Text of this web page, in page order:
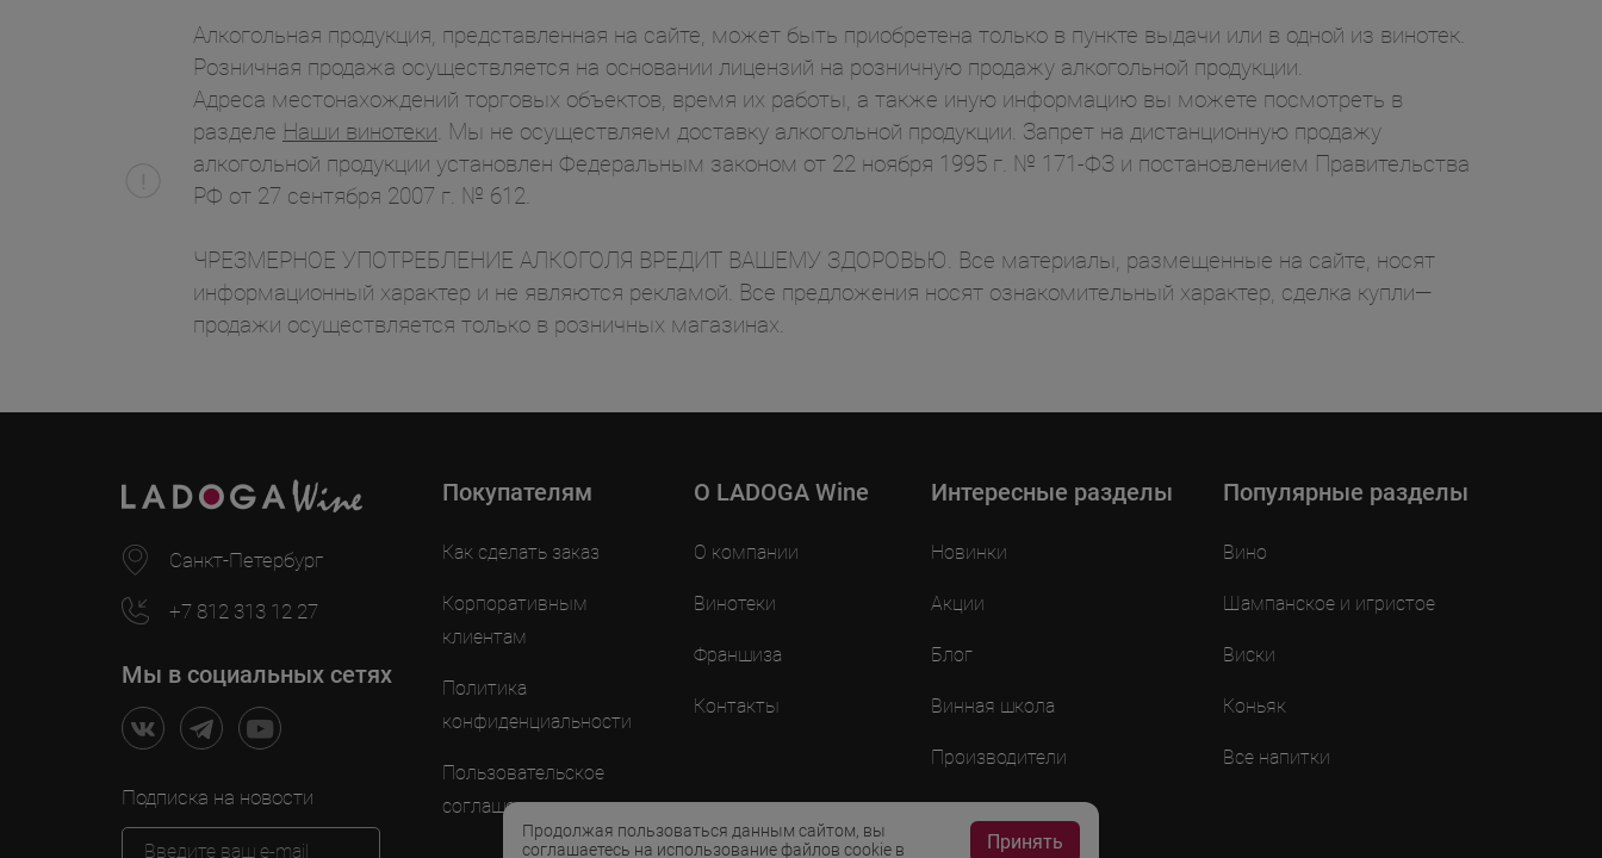
Продолжая пользоваться данным сайтом, вы
соглашаетесь на использование файлов cookie в
Принять
Алкогольная продукция, представленная на сайте, может быть приобретена только в пункте выдачи или в одной из винотек.
Розничная продажа осуществляется на основании лицензий на розничную продажу алкогольной продукции.
Адреса местонахождений торговых объектов, время их работы, а также иную информацию вы можете посмотреть в
разделе Наши винотеки. Мы не осуществляем доставку алкогольной продукции. Запрет на дистанционную продажу
алкогольной продукции установлен Федеральным законом от 22 ноября 1995 г. № 171-ФЗ и постановлением Правительства
РФ от 27 сентября 2007 г. № 612.
ЧРЕЗМЕРНОЕ УПОТРЕБЛЕНИЕ АЛКОГОЛЯ ВРЕДИТ ВАШЕМУ ЗДОРОВЬЮ. Все материалы, размещенные на сайте, носят
информационный характер и не являются рекламой. Все предложения носят ознакомительный характер, сделка купли—
продажи осуществляется только в розничных магазинах.
Санкт-Петербург
+7 812 313 12 27
Мы в социальных сетях
Подписка на новости
Покупателям
Как сделать заказ
Корпоративным
клиентам
Политика
конфиденциальности
Пользовательское
соглашение
O LADOGA Wine
О компании
Винотеки
Франшиза
Контакты
Интересные разделы
Новинки
Акции
Блог
Винная школа
Производители
Популярные разделы
Вино
Шампанское и игристое
Виски
Коньяк
Все напитки